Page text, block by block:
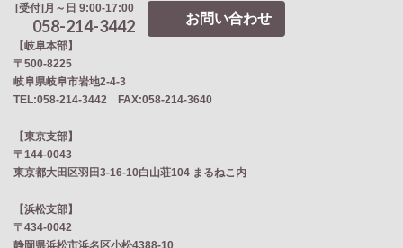
[受付]月～日 9:00-17:00
058-214-3442 お問い合わせ
【岐阜本部】
〒500-8225
岐阜県岐阜市岩地2‐4‐3
TEL:058-214-3442 FAX:058-214-3640
【東京支部】
〒144-0043
東京都大田区羽田3-16-10白山荘104 まるねこ内
【浜松支部】
〒434-0042
静岡県浜松市浜名区小松4388-10